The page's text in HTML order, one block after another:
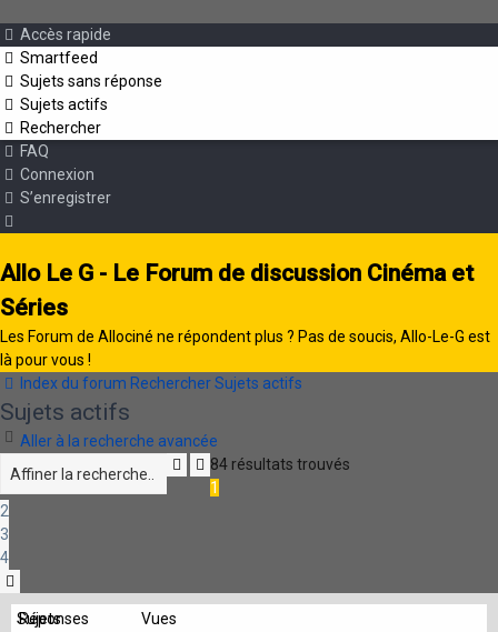
Accès rapide
Smartfeed
Sujets sans réponse
Sujets actifs
Rechercher
FAQ
Connexion
S’enregistrer
Allo Le G - Le Forum de discussion Cinéma et
Séries
Les Forum de Allociné ne répondent plus ? Pas de soucis, Allo-Le-G est
là pour vous !
Index du forum RechercherSujets actifs
Sujets actifs
Aller à la recherche avancée
Rechercher
Recherche
avancée
84 résultats trouvés
1
2
3
4
Sujets
Réponses Vues